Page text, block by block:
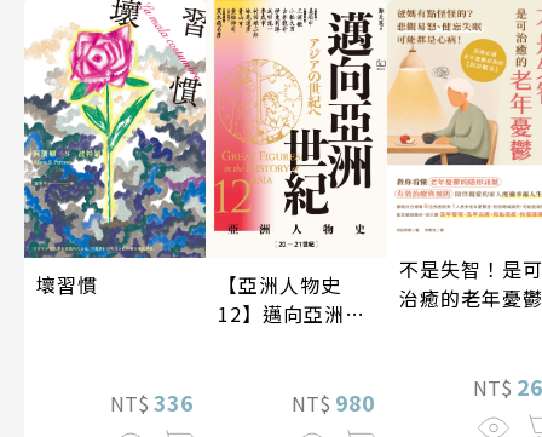
壞習慣
NT$ 336
【亞洲人物史
12】邁向亞洲世
NT$ 980
不是失智！是可
治癒的老年憂鬱
NT$